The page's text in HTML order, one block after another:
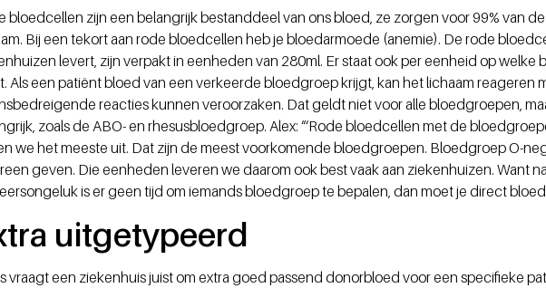
bloedcellen zijn een belangrijk bestanddeel van ons bloed, ze zorgen voor 99% van
Bij een tekort aan rode bloedcellen heb je bloedarmoede (anemie). De rode
levert, zijn verpakt in eenheden van 280ml. Er staat ook per eenheid op
Als een patiënt bloed van een verkeerde bloedgroep krijgt, kan het lichaam reageren
reacties kunnen veroorzaken. Dat geldt niet voor alle bloedgroepen,
zoals de ABO- en rhesusbloedgroep. Alex: “‘Rode bloedcellen met de
we het meeste uit. Dat zijn de meest voorkomende bloedgroepen. Bloedgroep O-
geven. Die eenheden leveren we daarom ook best vaak aan ziekenhuizen. Want
is er geen tijd om iemands bloedgroep te bepalen, dan moet je direct
uitgetypeerd
vraagt een ziekenhuis juist om extra goed passend donorbloed voor een specifieke